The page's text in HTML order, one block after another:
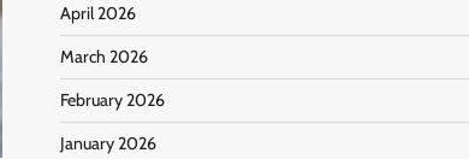
April 2026
March 2026
February 2026
January 2026